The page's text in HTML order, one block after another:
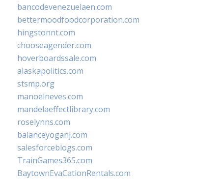
bancodevenezuelaen.com
bettermoodfoodcorporation.com
hingstonnt.com
chooseagender.com
hoverboardssale.com
alaskapolitics.com
stsmp.org
manoelneves.com
mandelaeffectlibrary.com
roselynns.com
balanceyoganj.com
salesforceblogs.com
TrainGames365.com
BaytownEvaCationRentals.com